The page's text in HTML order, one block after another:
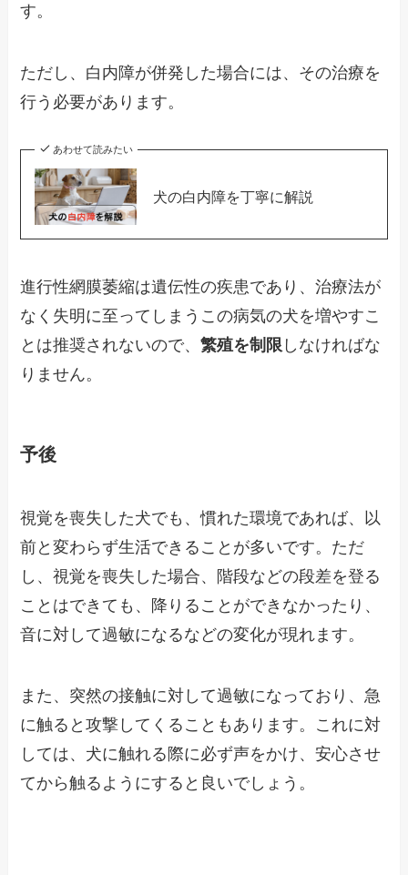
す。
ただし、白内障が併発した場合には、その治療を
行う必要があります。
あわせて読みたい
犬の白内障を丁寧に解説
進行性網膜萎縮は遺伝性の疾患であり、治療法が
なく失明に至ってしまうこの病気の犬を増やすこ
とは推奨されないので、繁殖を制限 しなければな
りません。
予後
視覚を喪失した犬でも、慣れた環境であれば、以
前と変わらず生活できることが多いです。ただ
し、視覚を喪失した場合、階段などの段差を登る
ことはできても、降りることができなかったり、
音に対して過敏になるなどの変化が現れます。
また、突然の接触に対して過敏になっており、急
に触ると攻撃してくることもあります。これに対
しては、犬に触れる際に必ず声をかけ、安心させ
てから触るようにすると良いでしょう。